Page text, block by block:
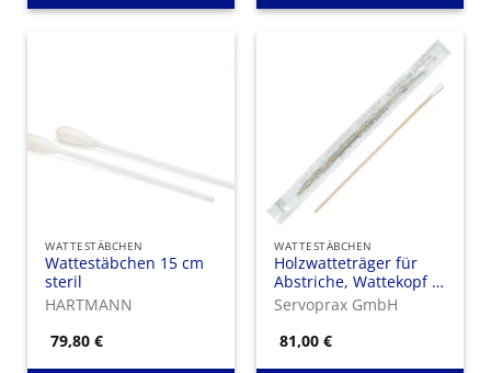
WATTESTÄBCHEN
Wattestäbchen 15 cm
steril
HARTMANN
79,80€
WATTESTÄBCHEN
Holzwatteträger für
Abstriche, Wattekopf Ø
4 mm Holzstab Ø 2,5
mm, einzeln steril
verpackt
Servoprax GmbH
81,00€